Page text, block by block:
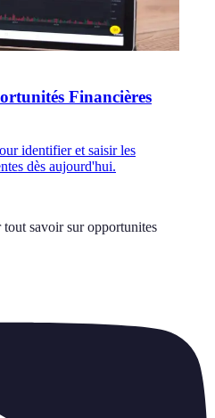
Financières
identifier et saisir les
dès aujourd'hui.
savoir sur opportunites